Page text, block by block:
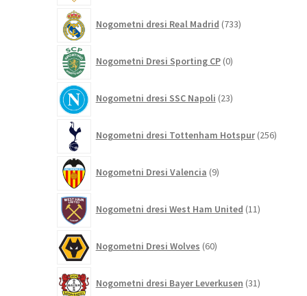
Nogometni dresi Real Madrid 733izdelkov
Nogometni Dresi Sporting CP 0izdelkov
Nogometni dresi SSC Napoli 23izdelkov
Nogometni dresi Tottenham Hotspur 256
Nogometni Dresi Valencia 9izdelkov
Nogometni dresi West Ham United 11izdelkov
Nogometni Dresi Wolves 60izdelkov
Nogometni dresi Bayer Leverkusen 31izdelkov